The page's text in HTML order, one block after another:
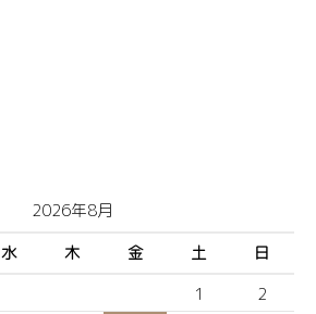
2026年8月
水 木 金 土
日
1
2